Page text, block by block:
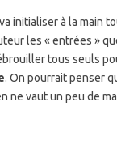
initialiser à la main
les « entrées »
tous seuls
. On pourrait penser
ne vaut un peu de